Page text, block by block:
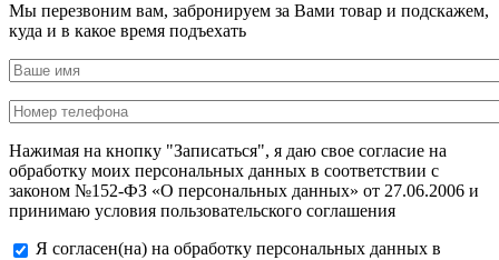
Мы перезвоним вам, забронируем за Вами товар и подскажем,
куда и в какое время подъехать
Нажимая на кнопку "Записаться", я даю свое согласие на
обработку моих персональных данных в соответствии с
законом №152-ФЗ «О персональных данных» от 27.06.2006 и
принимаю условия пользовательского соглашения
Я согласен(на) на обработку персональных данных в